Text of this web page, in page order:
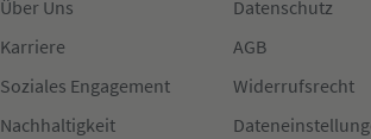
Über Uns
Karriere
Soziales Engagement
Nachhaltigkeit
Datenschutz
AGB
Widerrufsrecht